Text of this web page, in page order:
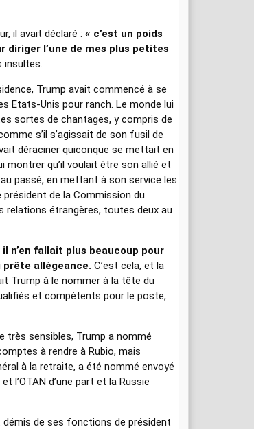
il avait déclaré : « c’est un poids
diriger l’une de mes plus petites
insultes.
Trump avait commencé à se
Etats-Unis pour ranch. Le monde lui
sortes de chantages, y compris de
s’il s’agissait de son fusil de
déraciner quiconque se mettait en
montrer qu’il voulait être son allié et
passé, en mettant à son service les
de la Commission du
relations étrangères, toutes deux au
n’en fallait plus beaucoup pour
allégeance. C’est cela, et la
Trump à le nommer à la tête du
et compétents pour le poste,
très sensibles, Trump a nommé
à rendre à Rubio, mais
à la retraite, a été nommé envoyé
l’OTAN d’une part et la Russie
démis de ses fonctions de président